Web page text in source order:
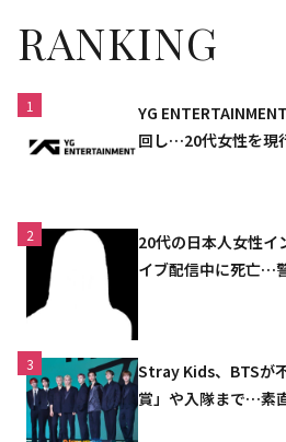
RANKING
1
YG
回し…20代女性を現
2
20代の日本人女性イ
イブ配信中に死亡…
3
Stray Kids、BTSが
賞」や入隊まで…素